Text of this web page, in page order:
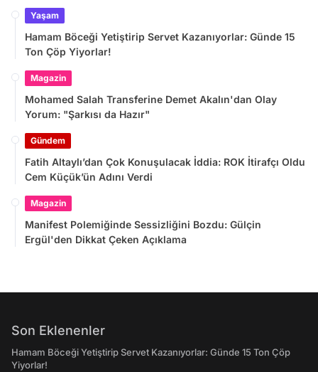
Yaşam
Hamam Böceği Yetiştirip Servet Kazanıyorlar: Günde 15
Ton Çöp Yiyorlar!
Magazin
Mohamed Salah Transferine Demet Akalın'dan Olay
Yorum: "Şarkısı da Hazır"
Gündem
Fatih Altaylı’dan Çok Konuşulacak İddia: ROK İtirafçı Oldu
Cem Küçük’ün Adını Verdi
Magazin
Manifest Polemiğinde Sessizliğini Bozdu: Gülçin
Ergül'den Dikkat Çeken Açıklama
Son Eklenenler
Hamam Böceği Yetiştirip Servet Kazanıyorlar: Günde 15 Ton Çöp
Yiyorlar!